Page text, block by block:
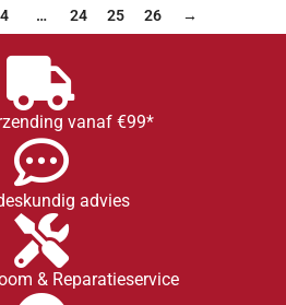
4 … 24 25 26 →
vanaf €99*
advies
& Reparatieservice